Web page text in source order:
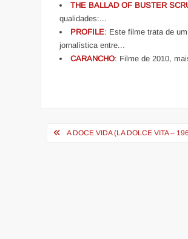
THE BALLAD OF BUSTER
qualidades:...
PROFILE: Este filme trata de
jornalística entre...
CARANCHO: Filme de 2010,
Navegação
A DOCE VIDA (LA DOLCE VITA –